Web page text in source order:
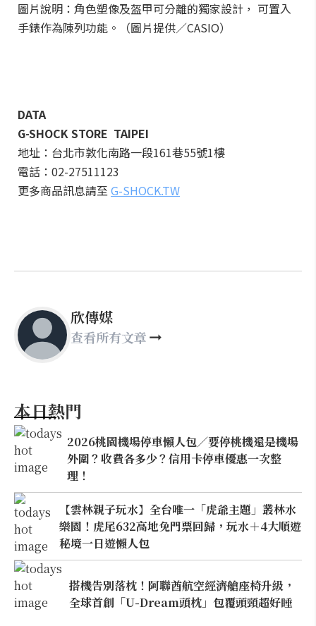
圖片說明：角色塑像及盔甲可分離的獨家設計， 可置入
手錶作為陳列功能。（圖片提供／CASIO）
DATA
G-SHOCK STORE TAIPEI
地址：台北市敦化南路一段161巷55號1樓
電話：02-27511123
更多商品訊息請至G-SHOCK.TW
欣傳媒
查看所有文章
本日熱門
2026桃園機場停車懶人包／要停桃機還是機場
外圍？收費各多少？信用卡停車優惠一次整
理！
【雲林親子玩水】全台唯一「虎爺主題」叢林水
樂園！虎尾632高地免門票回歸，玩水＋4大順遊
秘境一日遊懶人包
搭機告別落枕！阿聯酋航空經濟艙座椅升級，
全球首創「U-Dream頭枕」包覆頭頸超好睡